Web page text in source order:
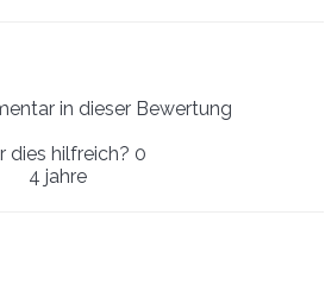
in dieser Bewertung
dies hilfreich? 0
4 jahre